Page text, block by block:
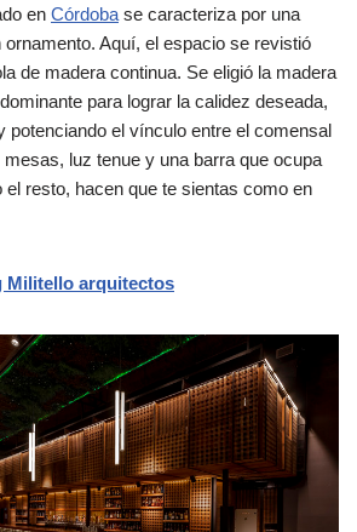
en Córdoba se caracteriza por una
Aquí, el espacio se revistió
de madera continua. Se eligió la madera
para lograr la calidez deseada,
potenciando el vínculo entre el comensal
luz tenue y una barra que ocupa
el resto, hacen que te sientas como en
Militello arquitectos